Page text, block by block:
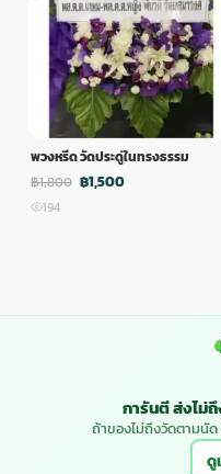
พวงหรีด วัดประดู่ในทรงธรรม
฿1,800 ฿1,500
194
การันตี ส่งไม่
ถ้าของไม่ถึงวัดตามนั
ดู